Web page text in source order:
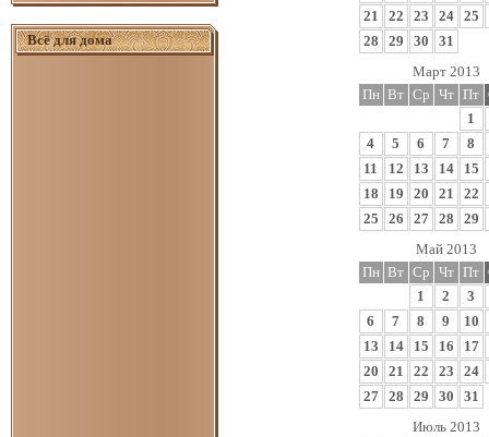
Всё для дома
21
22 23 24 25
28
29 30
31
Март 2013
Пн Вт Ср Чт Пт
1
4
5 6 7
8
11
12 13 14 15
18
19 20 21 22
25
26 27 28 29
Май 2013
Пн Вт Ср Чт Пт
1
2
3
6
7 8 9
10
13
14 15 16 17
20
21 22 23 24
27
28 29 30
31
Июль 2013